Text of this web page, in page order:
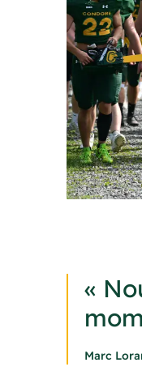
«
Marc